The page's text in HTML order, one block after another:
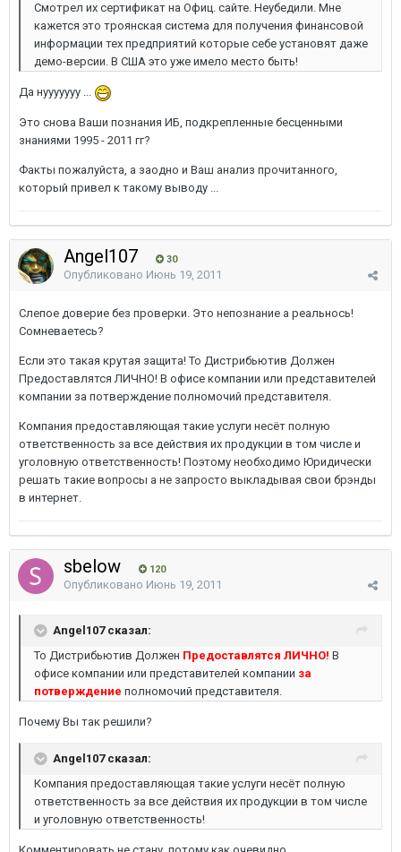
Смотрел их сертификат на Офиц. сайте. Неубедили. Мне
кажется это троянская система для получения финансовой
информации тех предприятий которые себе установят даже
демо-версии. В США это уже имело место быть!
Да нууууууу ...
Это снова Ваши познания ИБ, подкрепленные бесценными
знаниями 1995 - 2011 гг?
Факты пожалуйста, а заодно и Ваш анализ прочитанного,
который привел к такому выводу ...
Angel107 30
Опубликовано Июнь 19, 2011
Слепое доверие без проверки. Это непознание а реальнось!
Сомневаетесь?
Если это такая крутая защита! То Дистрибьютив Должен
Предоставлятся ЛИЧНО! В офисе компании или представителей
компании за потверждение полномочий представителя.
Компания предоставляющая такие услуги несёт полную
ответственность за все действия их продукции в том числе и
уголовную ответственность! Поэтому необходимо Юридически
решать такие вопросы а не запросто выкладывая свои брэнды
в интернет.
sbelow 120
Опубликовано Июнь 19, 2011
Angel107 сказал:
То Дистрибьютив Должен Предоставлятся ЛИЧНО! В
офисе компании или представителей компании за
потверждение полномочий представителя.
Почему Вы так решили?
Angel107 сказал:
Компания предоставляющая такие услуги несёт полную
ответственность за все действия их продукции в том числе
и уголовную ответственность!